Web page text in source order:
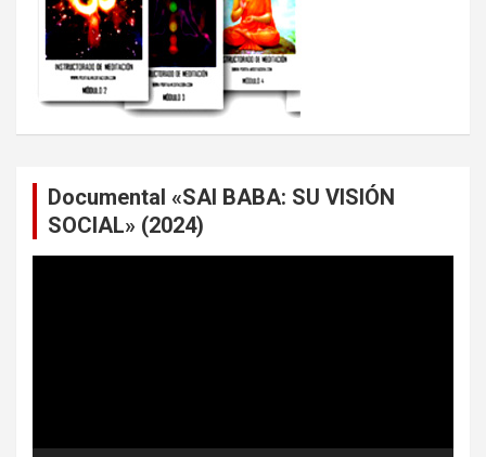
Documental «SAI BABA: SU VISIÓN
SOCIAL» (2024)